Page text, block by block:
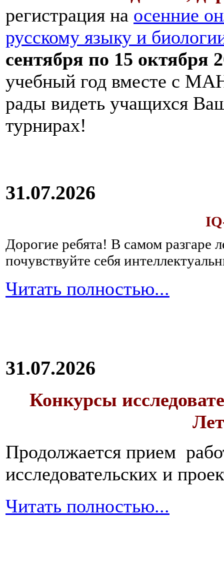
регистрация на осенние
русскому языку и
сентября по 15 октября
учебный год вместе с
рады видеть учащихся
турнирах!
31.07.2026
Дорогие ребята! В самом разгаре
почувствуйте себя
Читать полностью...
31.07.2026
Конкурсы
Продолжается прием
исследовательских и
Читать полностью...